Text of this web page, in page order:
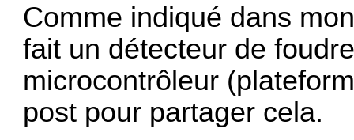
Comme indiqué dans
fait un détecteur de
microcontrôleur
post pour partager cela.